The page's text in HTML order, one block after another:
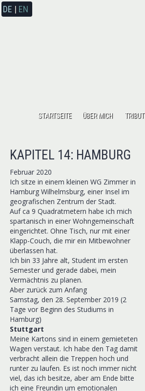
DE | EN
STARTSEITE ÜBER MICH TRIBUT
KAPITEL 14: HAMBURG
Februar 2020
Ich sitze in einem kleinen WG Zimmer in
Hamburg Wilhelmsburg, einer Insel im
geografischen Zentrum der Stadt.
Auf ca 9 Quadratmetern habe ich mich
spartanisch in einer Wohngemeinschaft
eingerichtet. Ohne Tisch, nur mit einer
Klapp-Couch, die mir ein Mitbewohner
überlassen hat.
Ich bin 33 Jahre alt, Student im ersten
Semester und gerade dabei, mein
Vermächtnis zu planen.
Aber zurück zum Anfang
Samstag, den 28. September 2019 (2
Tage vor Beginn des Studiums in
Hamburg)
Stuttgart
Meine Kartons sind in einem gemieteten
Wagen verstaut. Ich habe den Tag damit
verbracht allein die Treppen hoch und
runter zu laufen. Es ist noch immer nicht
viel, das ich besitze, aber am Ende bitte
ich eine Freundin um emotionalen